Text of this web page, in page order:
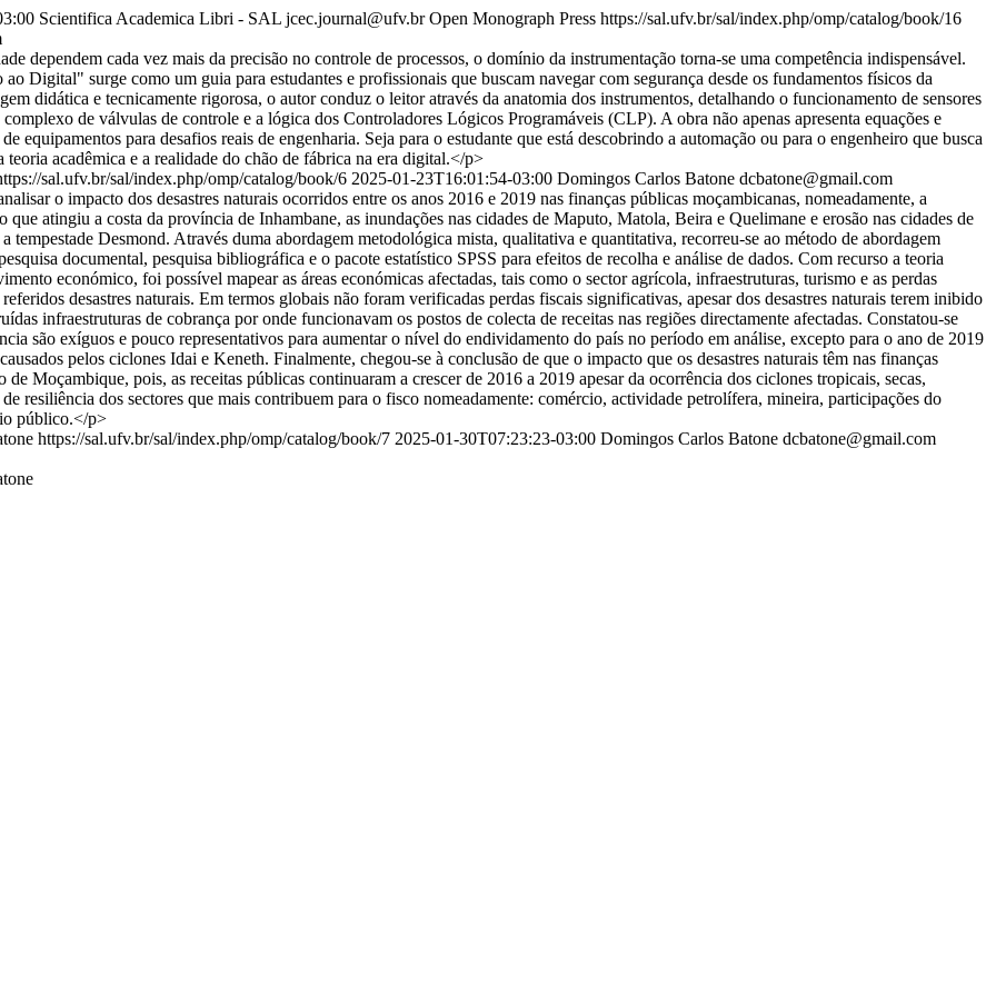
Scientifica Academica Libri - SAL jcec.journal@ufv.br Open Monograph Press https://sal.ufv.br/sal/index.php/omp/catalog/book/16
dependem cada vez mais da precisão no controle de processos, o domínio da instrumentação torna-se uma competência indispensável.
Digital" surge como um guia para estudantes e profissionais que buscam navegar com segurança desde os fundamentos físicos da
didática e tecnicamente rigorosa, o autor conduz o leitor através da anatomia dos instrumentos, detalhando o funcionamento de sensores
de válvulas de controle e a lógica dos Controladores Lógicos Programáveis (CLP). A obra não apenas apresenta equações e
equipamentos para desafios reais de engenharia. Seja para o estudante que está descobrindo a automação ou para o engenheiro que busca
acadêmica e a realidade do chão de fábrica na era digital.</p>
sal.ufv.br/sal/index.php/omp/catalog/book/6 2025-01-23T16:01:54-03:00 Domingos Carlos Batone dcbatone@gmail.com
o impacto dos desastres naturais ocorridos entre os anos 2016 e 2019 nas finanças públicas moçambicanas, nomeadamente, a
atingiu a costa da província de Inhambane, as inundações nas cidades de Maputo, Matola, Beira e Quelimane e erosão nas cidades de
Desmond. Através duma abordagem metodológica mista, qualitativa e quantitativa, recorreu-se ao método de abordagem
documental, pesquisa bibliográfica e o pacote estatístico SPSS para efeitos de recolha e análise de dados. Com recurso a teoria
económico, foi possível mapear as áreas económicas afectadas, tais como o sector agrícola, infraestruturas, turismo e as perdas
desastres naturais. Em termos globais não foram verificadas perdas fiscais significativas, apesar dos desastres naturais terem inibido
infraestruturas de cobrança por onde funcionavam os postos de colecta de receitas nas regiões directamente afectadas. Constatou-se
são exíguos e pouco representativos para aumentar o nível do endividamento do país no período em análise, excepto para o ano de 2019
pelos ciclones Idai e Keneth. Finalmente, chegou-se à conclusão de que o impacto que os desastres naturais têm nas finanças
Moçambique, pois, as receitas públicas continuaram a crescer de 2016 a 2019 apesar da ocorrência dos ciclones tropicais, secas,
resiliência dos sectores que mais contribuem para o fisco nomeadamente: comércio, actividade petrolífera, mineira, participações do
público.</p>
https://sal.ufv.br/sal/index.php/omp/catalog/book/7 2025-01-30T07:23:23-03:00 Domingos Carlos Batone dcbatone@gmail.com